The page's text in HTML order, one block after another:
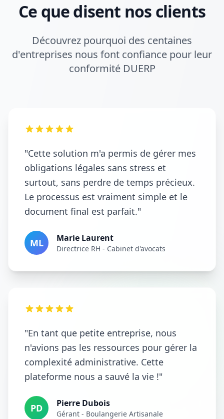
Ce que disent nos clients
Découvrez pourquoi des centaines
d'entreprises nous font confiance pour leur
conformité DUERP
"Cette solution m'a permis de gérer mes
obligations légales sans stress et
surtout, sans perdre de temps précieux.
Le processus est vraiment simple et le
document final est parfait."
ML Marie Laurent
Directrice RH - Cabinet d'avocats
"En tant que petite entreprise, nous
n'avions pas les ressources pour gérer la
complexité administrative. Cette
plateforme nous a sauvé la vie !"
PD Pierre Dubois
Gérant - Boulangerie Artisanale